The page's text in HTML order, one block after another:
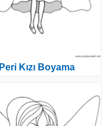
Peri Kızı Boyama